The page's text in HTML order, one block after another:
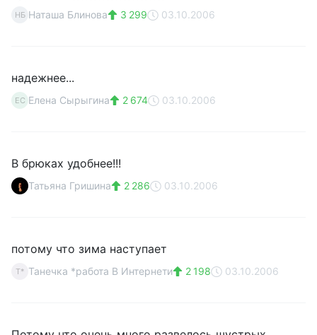
НБ Наташа Блинова 3 299 03.10.2006
надежнее...
ЕС Елена Сырыгина 2 674 03.10.2006
В брюках удобнее!!!
Татьяна Гришина 2 286 03.10.2006
потому что зима наступает
Т* Танечка *работа В Интернети 2 198 03.10.2006